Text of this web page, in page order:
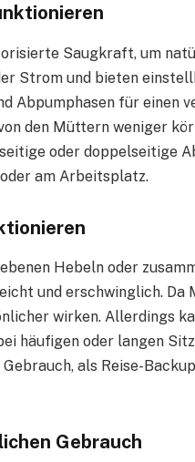
Saugkraft, um
Strom und bieten
Abpumphasen für einen
den Müttern weniger
oder doppelseitige
am Arbeitsplatz.
Hebeln oder
und erschwinglich. Da
wirken. Allerdings
häufigen oder langen
als Reise-
Gebrauch